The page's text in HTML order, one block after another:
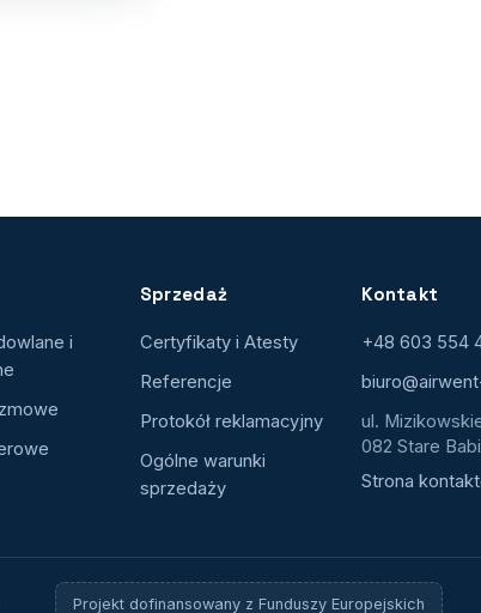
i
Sprzedaż
Certyfikaty i Atesty
Referencje
Protokół reklamacyjny
Ogólne warunki
sprzedaży
Kontakt
+48 603 554
ul.
082 Stare
Strona
Projekt dofinansowany z Funduszy Europejskich